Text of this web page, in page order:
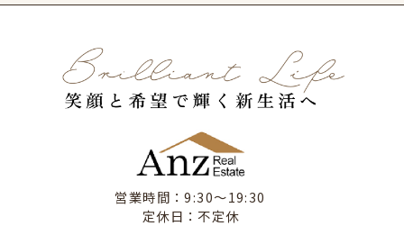
営業時間：9:30〜19:30
定休日：不定休